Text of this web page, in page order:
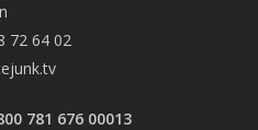
72 64 02
781 676 00013